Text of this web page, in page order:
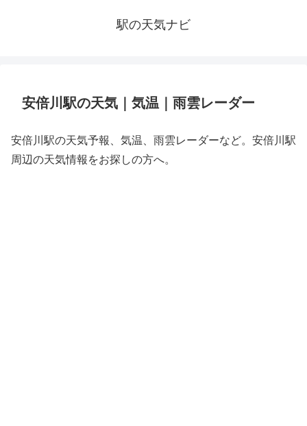
駅の天気ナビ
安倍川駅の天気｜気温｜雨雲レーダー
安倍川駅の天気予報、気温、雨雲レーダーなど。安倍川駅
周辺の天気情報をお探しの方へ。